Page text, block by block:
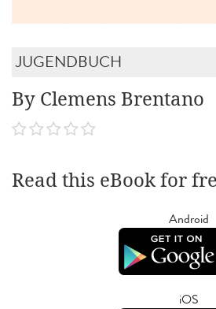
JUGENDBUCH
By Clemens Brentano
Read this eBook for
Android
iOS